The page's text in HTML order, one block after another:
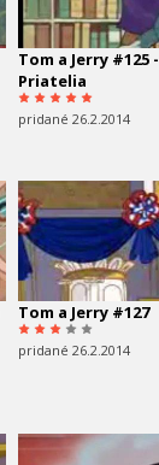
Tom a Jerry #125 -
Priatelia
pridané 26.2.2014
Tom a Jerry #127
pridané 26.2.2014